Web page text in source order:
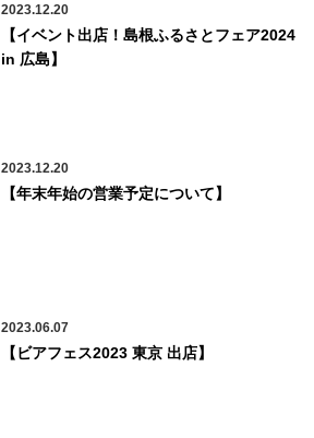
2023.12.20
【イベント出店！島根ふるさとフェア2024
in 広島】
2023.12.20
【年末年始の営業予定について】
2023.06.07
【ビアフェス2023 東京 出店】